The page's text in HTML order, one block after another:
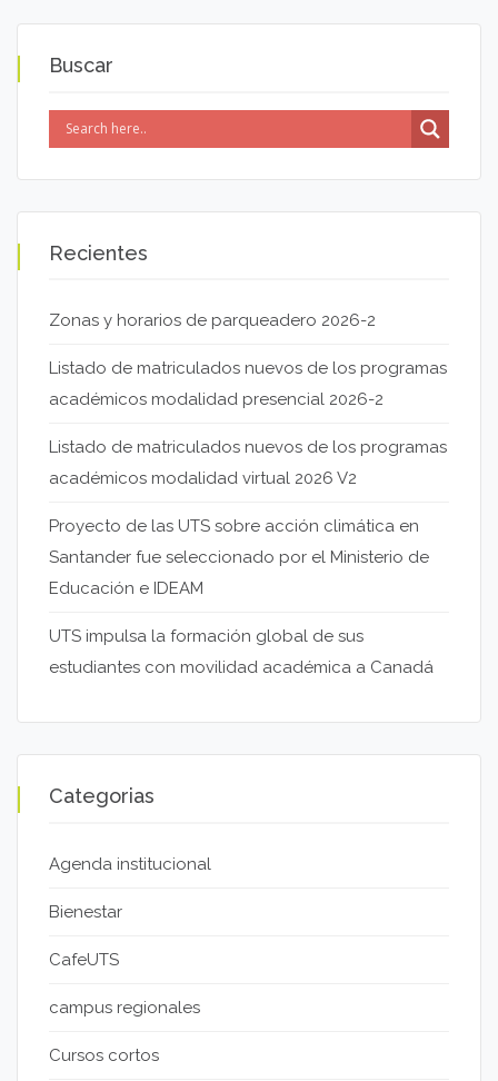
Buscar
Recientes
Zonas y horarios de parqueadero 2026-2
Listado de matriculados nuevos de los programas
académicos modalidad presencial 2026-2
Listado de matriculados nuevos de los programas
académicos modalidad virtual 2026 V2
Proyecto de las UTS sobre acción climática en
Santander fue seleccionado por el Ministerio de
Educación e IDEAM
UTS impulsa la formación global de sus
estudiantes con movilidad académica a Canadá
Categorias
Agenda institucional
Bienestar
CafeUTS
campus regionales
Cursos cortos